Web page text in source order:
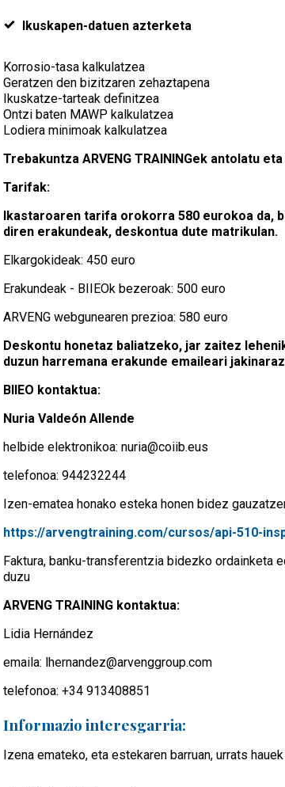
Ikuskapen-datuen azterketa
Korrosio-tasa kalkulatzea
Geratzen den bizitzaren zehaztapena
Ikuskatze-tarteak definitzea
Ontzi baten MAWP kalkulatzea
Lodiera minimoak kalkulatzea
Trebakuntza ARVENG TRAININGek antolatu
Tarifak:
Ikastaroaren tarifa orokorra 580 eurokoa da,
diren erakundeak, deskontua dute matrikulan.
Elkargokideak: 450 euro
Erakundeak - BIIEOk bezeroak: 500 euro
ARVENG webgunearen prezioa: 580 euro
Deskontu honetaz baliatzeko, jar zaitez
duzun harremana erakunde emaileari
BIIEO kontaktua:
Nuria Valdeón Allende
helbide elektronikoa: nuria@coiib.eus
telefonoa: 944232244
Izen-ematea honako esteka honen bidez
https://arvengtraining.com/cursos/api-510-
Faktura, banku-transferentzia bidezko ordainketa
duzu
ARVENG TRAINING kontaktua:
Lidia Hernández
emaila: lhernandez@arvenggroup.com
telefonoa: +34 913408851
Informazio interesgarria:
Izena emateko, eta estekaren barruan, urrats